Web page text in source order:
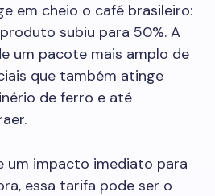
em cheio o café brasileiro:
subiu para 50%. A
um pacote mais amplo de
que também atinge
de ferro e até
um impacto imediato para
essa tarifa pode ser o